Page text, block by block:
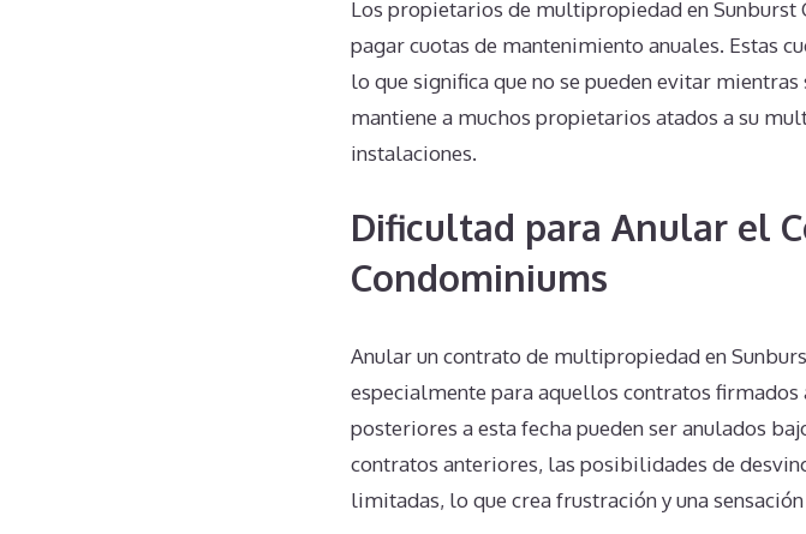
Los propietarios de multipropiedad en
pagar cuotas de mantenimiento anuales. Estas
lo que significa que no se pueden evitar
mantiene a muchos propietarios atados a su
instalaciones.
Dificultad para Anular el
Condominiums
Anular un contrato de multipropiedad en
especialmente para aquellos contratos
posteriores a esta fecha pueden ser anulados
contratos anteriores, las posibilidades de
limitadas, lo que crea frustración y una